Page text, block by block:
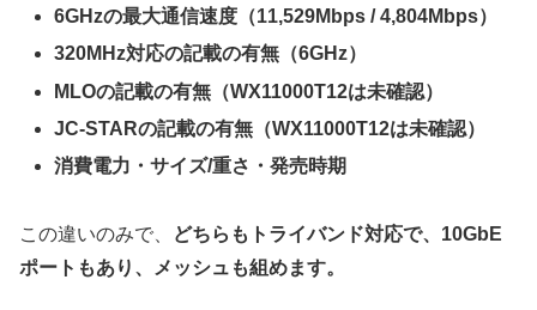
6GHzの最大通信速度（11,529Mbps / 4,804Mbps）
320MHz対応の記載の有無（6GHz）
MLOの記載の有無（WX11000T12は未確認）
JC-STARの記載の有無（WX11000T12は未確認）
消費電力・サイズ/重さ・発売時期
この違いのみで、
どちらもトライバンド対応で、10GbE
ポートもあり、メッシュも組めます。